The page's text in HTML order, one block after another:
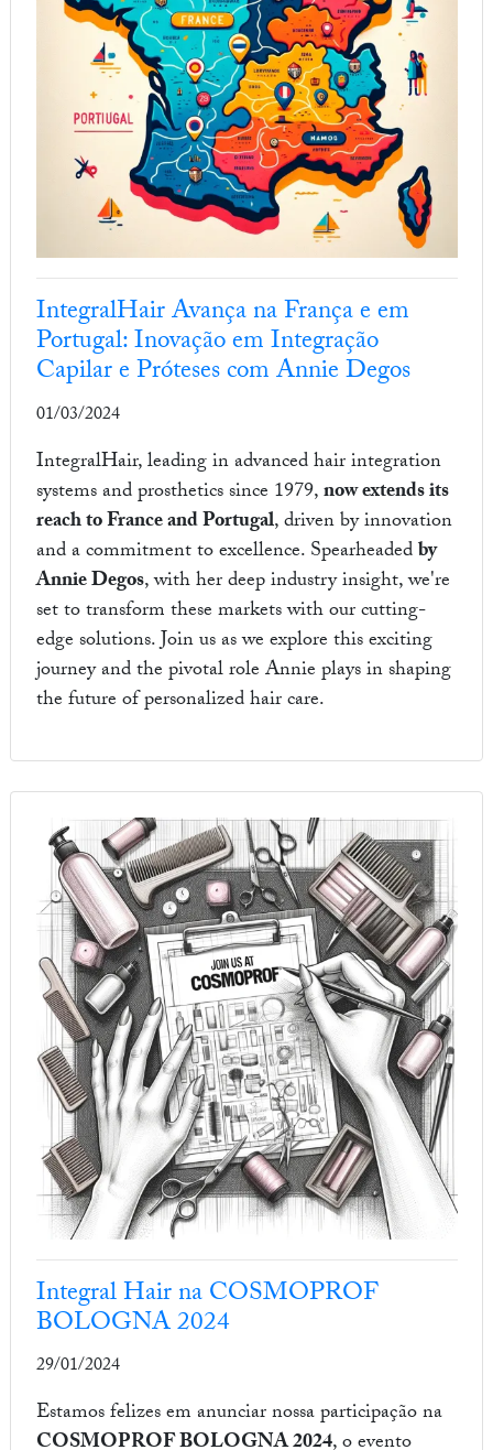
IntegralHair Avança na França e em
Portugal: Inovação em Integração
Capilar e Próteses com Annie Degos
01/03/2024
IntegralHair, leading in advanced hair integration
systems and prosthetics since 1979,now extends its
reach to France and Portugal, driven by innovation
and a commitment to excellence. Spearheadedby
Annie Degos, with her deep industry insight, we're
set to transform these markets with our cutting-
edge solutions. Join us as we explore this exciting
journey and the pivotal role Annie plays in shaping
the future of personalized hair care.
Integral Hair na COSMOPROF
BOLOGNA 2024
29/01/2024
Estamos felizes em anunciar nossa participação na